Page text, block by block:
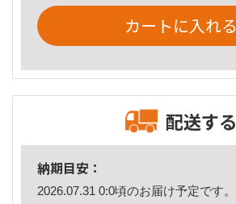
カートに入れる
配送する
納期目安：
2026.07.31 0:0頃のお届け予定です。